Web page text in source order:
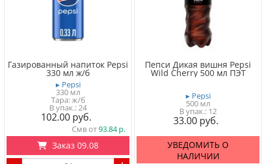
Газированный напиток Pepsi
330 мл ж/б
▸ Pepsi
330 мл
Тара: ж/б
24
102.00
Смв от93.84
Заказ 09.08
Пепси Дикая вишня Pepsi
Wild Cherry 500 мл ПЭТ
▸ Pepsi
500 мл
12
33.00
УВЕДОМИТЬ О
НАЛИЧИИ